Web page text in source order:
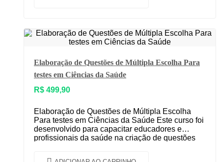
Elaboração de Questões de Múltipla Escolha Para
testes em Ciências da Saúde
R$ 499,90
Elaboração de Questões de Múltipla Escolha
Para testes em Ciências da Saúde Este curso foi
desenvolvido para capacitar educadores e
profissionais da saúde na criação de questões